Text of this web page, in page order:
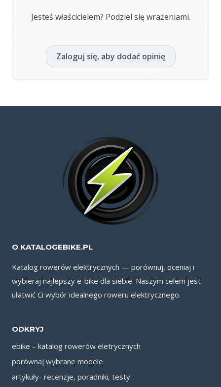
Jesteś właścicielem? Podziel się wrażeniami.
Zaloguj się, aby dodać opinię
O KATALOGEBIKE.PL
Katalog rowerów elektrycznych — porównuj, oceniaj i
wybieraj najlepszy e-bike dla siebie. Naszym celem jest
ułatwić Ci wybór idealnego roweru elektrycznego.
ODKRYJ
ebike – katalog rowerów eletrycznych
porównaj wybrane modele
artykuły- recenzje, poradniki, testy